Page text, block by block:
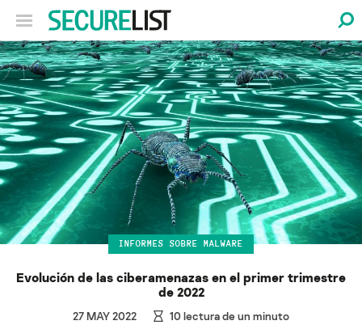
INFORMES SOBRE MALWARE
Evolución de las ciberamenazas en el primer trimestre
de 2022
27 MAY 2022 10lectura de un minuto